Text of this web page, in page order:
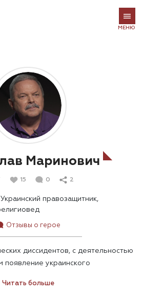
МЕНЮ
Маринович
15 0 2
правозащитник,
Отзывы о герое
диссидентов, с деятельностью
появление украинского
интересовали не только герб, флаг
Читать больше